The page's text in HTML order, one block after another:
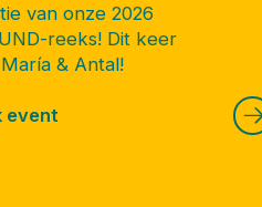
van onze 2026
reeks! Dit keer
& Antal!
event